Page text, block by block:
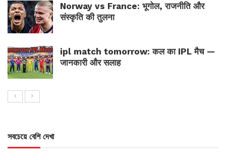
Norway vs France: भूगोल, राजनीति और
संस्कृति की तुलना
ipl match tomorrow: कल का IPL मैच —
जानकारी और सलाह
সবচেয়ে বেশি দেখা